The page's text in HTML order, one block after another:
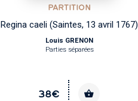
PARTITION
Regina caeli (Saintes, 13 avril 1767)
Louis GRENON
Parties séparées
38€